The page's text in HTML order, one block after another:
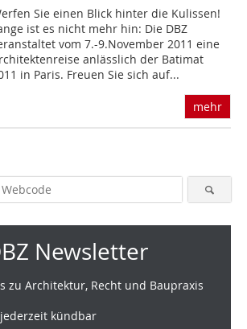
Sie einen Blick hinter die Kulissen!
ist es nicht mehr hin: Die DBZ
vom 7.-9.November 2011 eine
anlässlich der Batimat
in Paris. Freuen Sie sich auf...
mehr
Newsletter
zu Architektur, Recht und Baupraxis
kündbar